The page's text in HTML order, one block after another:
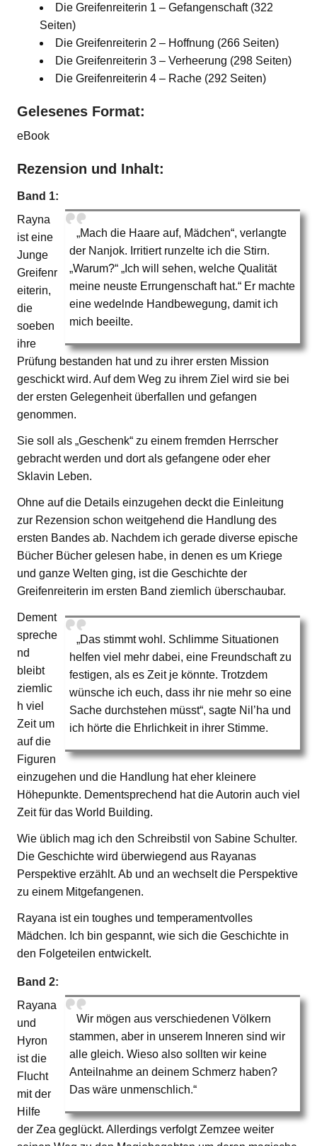
Die Greifenreiterin 1 – Gefangenschaft (322
Seiten)
Die Greifenreiterin 2 – Hoffnung (266 Seiten)
Die Greifenreiterin 3 – Verheerung (298 Seiten)
Die Greifenreiterin 4 – Rache (292 Seiten)
Gelesenes Format:
eBook
Rezension und Inhalt:
Band 1:
„Mach die Haare auf, Mädchen“, verlangte
der Nanjok. Irritiert runzelte ich die Stirn.
„Warum?“ „Ich will sehen, welche Qualität
meine neuste Errungenschaft hat.“ Er machte
eine wedelnde Handbewegung, damit ich
mich beeilte.
Rayna
ist eine
Junge
Greifenr
eiterin,
die
soeben
ihre
Prüfung bestanden hat und zu ihrer ersten Mission
geschickt wird. Auf dem Weg zu ihrem Ziel wird sie bei
der ersten Gelegenheit überfallen und gefangen
genommen.
Sie soll als „Geschenk“ zu einem fremden Herrscher
gebracht werden und dort als gefangene oder eher
Sklavin Leben.
Ohne auf die Details einzugehen deckt die Einleitung
zur Rezension schon weitgehend die Handlung des
ersten Bandes ab. Nachdem ich gerade diverse epische
Bücher Bücher gelesen habe, in denen es um Kriege
und ganze Welten ging, ist die Geschichte der
Greifenreiterin im ersten Band ziemlich überschaubar.
„Das stimmt wohl. Schlimme Situationen
helfen viel mehr dabei, eine Freundschaft zu
festigen, als es Zeit je könnte. Trotzdem
wünsche ich euch, dass ihr nie mehr so eine
Sache durchstehen müsst“, sagte Nil’ha und
ich hörte die Ehrlichkeit in ihrer Stimme.
Dement
spreche
nd
bleibt
ziemlic
h viel
Zeit um
auf die
Figuren
einzugehen und die Handlung hat eher kleinere
Höhepunkte. Dementsprechend hat die Autorin auch viel
Zeit für das World Building.
Wie üblich mag ich den Schreibstil von Sabine Schulter.
Die Geschichte wird überwiegend aus Rayanas
Perspektive erzählt. Ab und an wechselt die Perspektive
zu einem Mitgefangenen.
Rayana ist ein toughes und temperamentvolles
Mädchen. Ich bin gespannt, wie sich die Geschichte in
den Folgeteilen entwickelt.
Band 2:
Wir mögen aus verschiedenen Völkern
stammen, aber in unserem Inneren sind wir
alle gleich. Wieso also sollten wir keine
Anteilnahme an deinem Schmerz haben?
Das wäre unmenschlich.“
Rayana
und
Hyron
ist die
Flucht
mit der
Hilfe
der Zea geglückt. Allerdings verfolgt Zemzee weiter